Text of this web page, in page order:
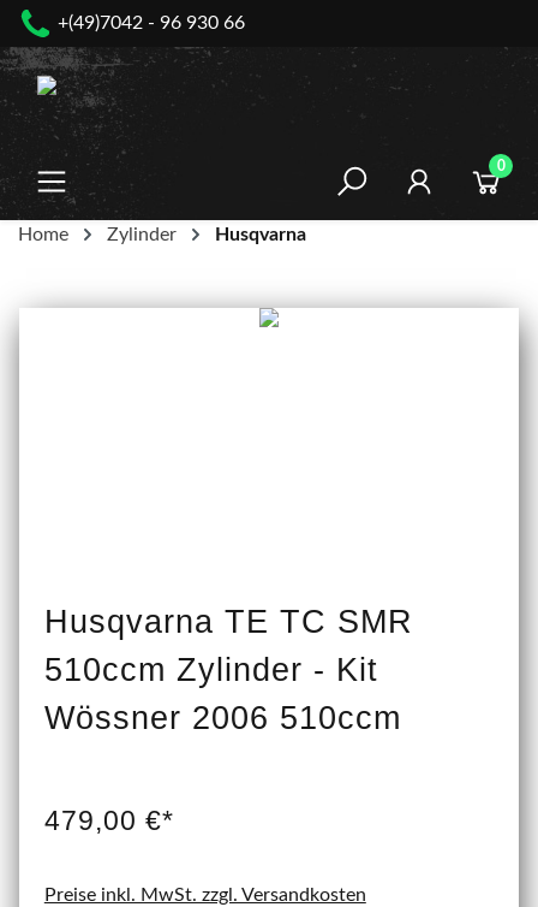
springen
+(49)7042 - 96 930 66
0
Home Zylinder Husqvarna
Husqvarna TE TC SMR
510ccm Zylinder - Kit
Wössner 2006 510ccm
479,00 €*
Preise inkl. MwSt. zzgl. Versandkosten